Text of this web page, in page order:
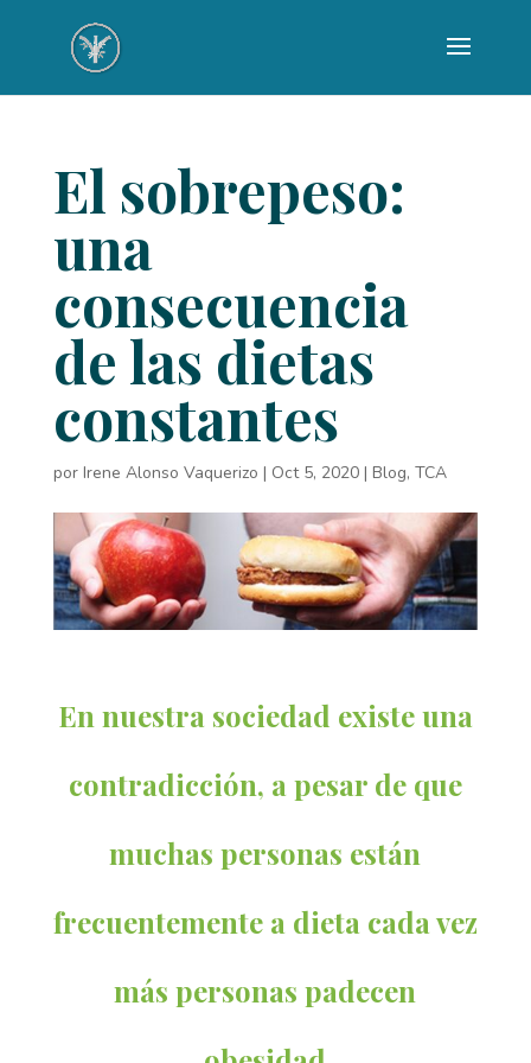
El sobrepeso:
una
consecuencia
de las dietas
constantes
por Irene Alonso Vaquerizo | Oct 5, 2020| Blog, TCA
En nuestra sociedad existe una
contradicción, a pesar de que
muchas personas están
frecuentemente a dieta cada vez
más personas padecen